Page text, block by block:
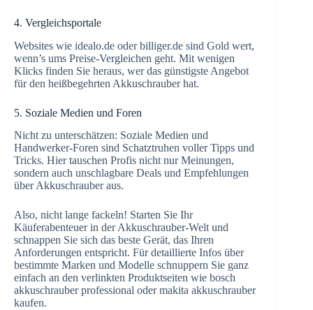
4. Vergleichsportale
Websites wie idealo.de oder billiger.de sind Gold wert,
wenn’s ums Preise-Vergleichen geht. Mit wenigen
Klicks finden Sie heraus, wer das günstigste Angebot
für den heißbegehrten Akkuschrauber hat.
5. Soziale Medien und Foren
Nicht zu unterschätzen: Soziale Medien und
Handwerker-Foren sind Schatztruhen voller Tipps und
Tricks. Hier tauschen Profis nicht nur Meinungen,
sondern auch unschlagbare Deals und Empfehlungen
über Akkuschrauber aus.
Also, nicht lange fackeln! Starten Sie Ihr
Käuferabenteuer in der Akkuschrauber-Welt und
schnappen Sie sich das beste Gerät, das Ihren
Anforderungen entspricht. Für detaillierte Infos über
bestimmte Marken und Modelle schnuppern Sie ganz
einfach an den verlinkten Produktseiten wie bosch
akkuschrauber professional oder makita akkuschrauber
kaufen.